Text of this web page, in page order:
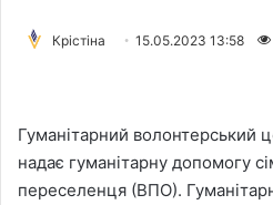
Крістіна 15.05.2023 13:58
Гуманітарний волонтерський
надає гуманітарну допомогу
переселенця (ВПО).